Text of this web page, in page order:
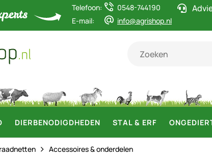
Telefoon:
0548-744190
E-mail:
info@agrishop.nl
DIERBENODIGDHEDEN STAL & ERF
Accessoires & onderdelen